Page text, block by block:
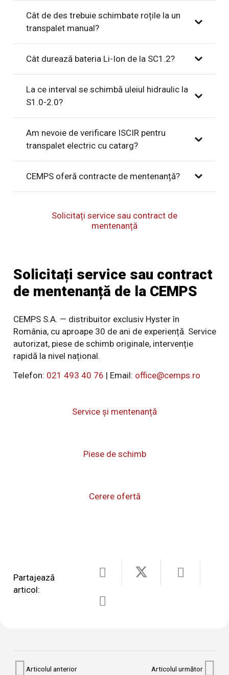
Cât de des trebuie schimbate roțile la un
transpalet manual?
Cât durează bateria Li-Ion de la SC1.2?
La ce interval se schimbă uleiul hidraulic la
S1.0-2.0?
Am nevoie de verificare ISCIR pentru
transpalet electric cu catarg?
CEMPS oferă contracte de mentenanță?
Solicitați service sau contract de
mentenanță
Solicitați service sau contract
de mentenanță de la CEMPS
CEMPS S.A. — distribuitor exclusiv Hyster în
România, cu aproape 30 de ani de experiență. Service
autorizat, piese de schimb originale, intervenție
rapidă la nivel național.
Telefon: 021 493 40 76 | Email: office@cemps.ro
Service și mentenanță
Piese de schimb
Cerere ofertă
Partajează
articol:
Articolul anterior Articolul următor